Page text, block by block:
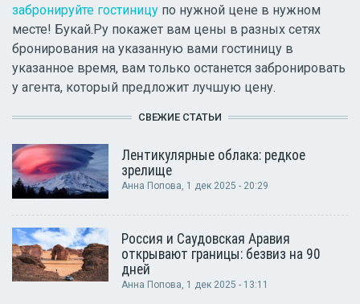
забронируйте гостиницу по нужной цене в нужном
месте! Букай.Ру покажет вам цены в разных сетях
бронирования на указанную вами гостиницу в
указанное время, вам только останется забронировать
у агента, который предложит лучшую цену.
СВЕЖИЕ СТАТЬИ
Лентикулярные облака: редкое
зрелище
Анна Попова, 1 дек 2025 - 20:29
Россия и Саудовская Аравия
открывают границы: безвиз на 90
дней
Анна Попова, 1 дек 2025 - 13:11